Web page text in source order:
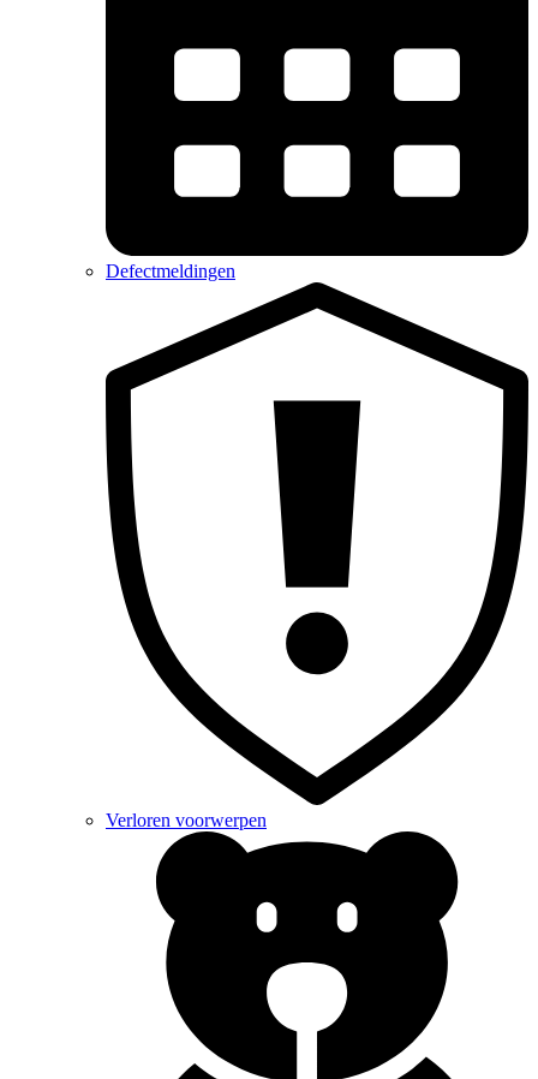
Defectmeldingen
Verloren voorwerpen